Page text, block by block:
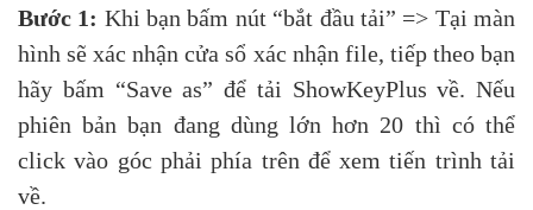
Bước 1: Khi bạn bấm nút “bắt đầu tải” => Tại màn
hình sẽ xác nhận cửa sổ xác nhận file, tiếp theo bạn
hãy bấm “Save as” để tải ShowKeyPlus về. Nếu
phiên bản bạn đang dùng lớn hơn 20 thì có thể
click vào góc phải phía trên để xem tiến trình tải
về.